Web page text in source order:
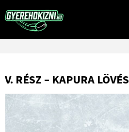
V. RÉSZ – KAPURA LÖVÉS